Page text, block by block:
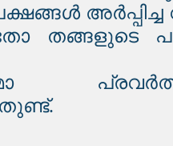
അർപ്പിച്ച
തങ്ങളുടെ